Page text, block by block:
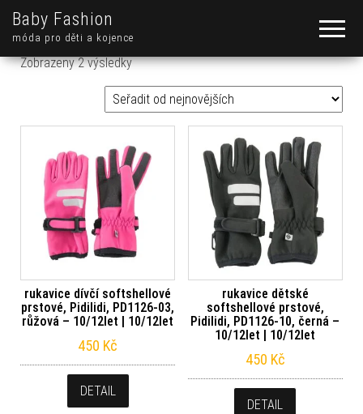
Baby Fashion
móda pro děti a kojence
Zobrazeny 2 výsledkySeřazeno od nejnovějších
rukavice dívčí softshellové
prstové, Pidilidi, PD1126-03,
růžová – 10/12let | 10/12let
450 Kč
DETAIL
rukavice dětské
softshellové prstové,
Pidilidi, PD1126-10, černá –
10/12let | 10/12let
450 Kč
DETAIL